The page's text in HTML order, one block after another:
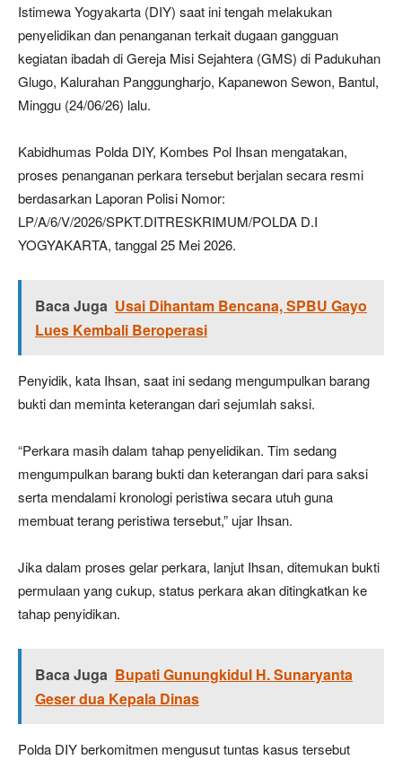
Istimewa Yogyakarta (DIY) saat ini tengah melakukan
penyelidikan dan penanganan terkait dugaan gangguan
kegiatan ibadah di Gereja Misi Sejahtera (GMS) di Padukuhan
Glugo, Kalurahan Panggungharjo, Kapanewon Sewon, Bantul,
Minggu (24/06/26) lalu.
Kabidhumas Polda DIY, Kombes Pol Ihsan mengatakan,
proses penanganan perkara tersebut berjalan secara resmi
berdasarkan Laporan Polisi Nomor:
LP/A/6/V/2026/SPKT.DITRESKRIMUM/POLDA D.I
YOGYAKARTA, tanggal 25 Mei 2026.
Baca Juga Usai Dihantam Bencana, SPBU Gayo
Lues Kembali Beroperasi
Penyidik, kata Ihsan, saat ini sedang mengumpulkan barang
bukti dan meminta keterangan dari sejumlah saksi.
“Perkara masih dalam tahap penyelidikan. Tim sedang
mengumpulkan barang bukti dan keterangan dari para saksi
serta mendalami kronologi peristiwa secara utuh guna
membuat terang peristiwa tersebut,” ujar Ihsan.
Jika dalam proses gelar perkara, lanjut Ihsan, ditemukan bukti
permulaan yang cukup, status perkara akan ditingkatkan ke
tahap penyidikan.
Baca Juga Bupati Gunungkidul H. Sunaryanta
Geser dua Kepala Dinas
Polda DIY berkomitmen mengusut tuntas kasus tersebut